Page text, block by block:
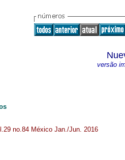
versão
no.84 México Jan./Jun. 2016